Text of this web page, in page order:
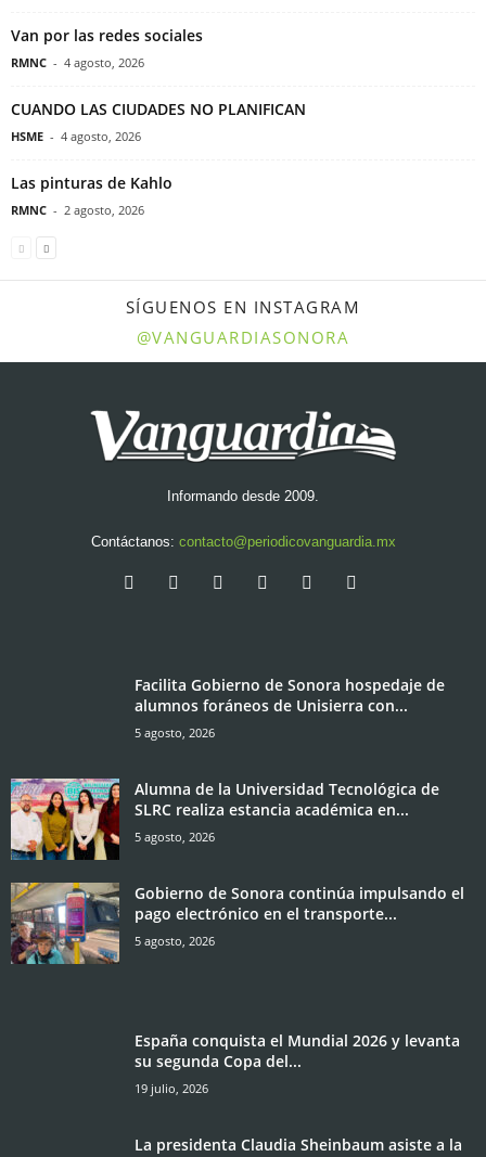
Van por las redes sociales
RMNC - 4 agosto, 2026
CUANDO LAS CIUDADES NO PLANIFICAN
HSME - 4 agosto, 2026
Las pinturas de Kahlo
RMNC - 2 agosto, 2026
SÍGUENOS EN INSTAGRAM
@VANGUARDIASONORA
Informando desde 2009.
Contáctanos: contacto@periodicovanguardia.mx
Facilita Gobierno de Sonora hospedaje de
alumnos foráneos de Unisierra con...
5 agosto, 2026
Alumna de la Universidad Tecnológica de
SLRC realiza estancia académica en...
5 agosto, 2026
Gobierno de Sonora continúa impulsando el
pago electrónico en el transporte...
5 agosto, 2026
España conquista el Mundial 2026 y levanta
su segunda Copa del...
19 julio, 2026
La presidenta Claudia Sheinbaum asiste a la